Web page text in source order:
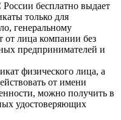
бесплатно выдает
только для
генеральному
от лица компании без
предпринимателей и
физического лица, а
от имени
можно получить в
удостоверяющих